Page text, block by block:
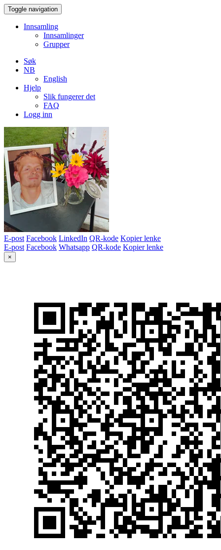
Toggle navigation
Innsamling
Innsamlinger
Grupper
Søk
NB
English
Hjelp
Slik fungerer det
FAQ
Logg inn
E-post Facebook LinkedIn QR-kode Kopier lenke
E-post Facebook Whatsapp QR-kode Kopier lenke
×